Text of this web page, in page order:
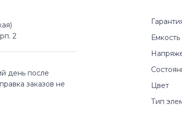
2
день после
заказов не
Емкость
Цвет
Тип